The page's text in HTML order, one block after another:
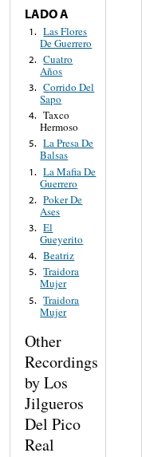
LADO A
1. Las Flores
De Guerrero
2. Cuatro
Años
3. Corrido Del
Sapo
4. Taxco
Hermoso
5. La Presa De
Balsas
1. La Mafia De
Guerrero
2. Poker De
Ases
3. El
Gueyerito
4. Beatriz
5. Traidora
Mujer
5. Traidora
Mujer
Other
Recordings
by Los
Jilgueros
Del Pico
Real